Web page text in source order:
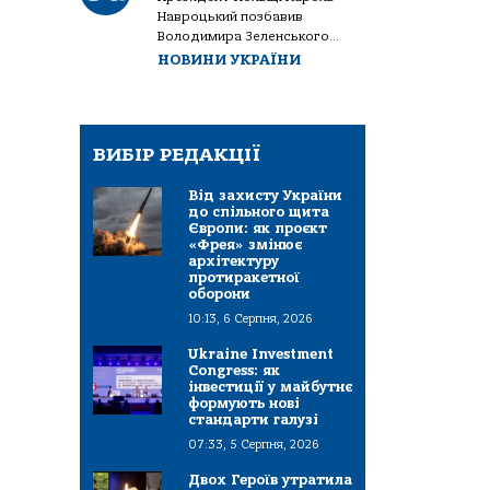
Навроцький позбавив
Володимира Зеленського...
НОВИНИ УКРАЇНИ
ВИБІР РЕДАКЦІЇ
Від захисту України
до спільного щита
Європи: як проєкт
«Фрея» змінює
архітектуру
протиракетної
оборони
10:13, 6 Серпня, 2026
Ukraine Investment
Congress: як
інвестиції у майбутнє
формують нові
стандарти галузі
07:33, 5 Серпня, 2026
Двох Героїв утратила